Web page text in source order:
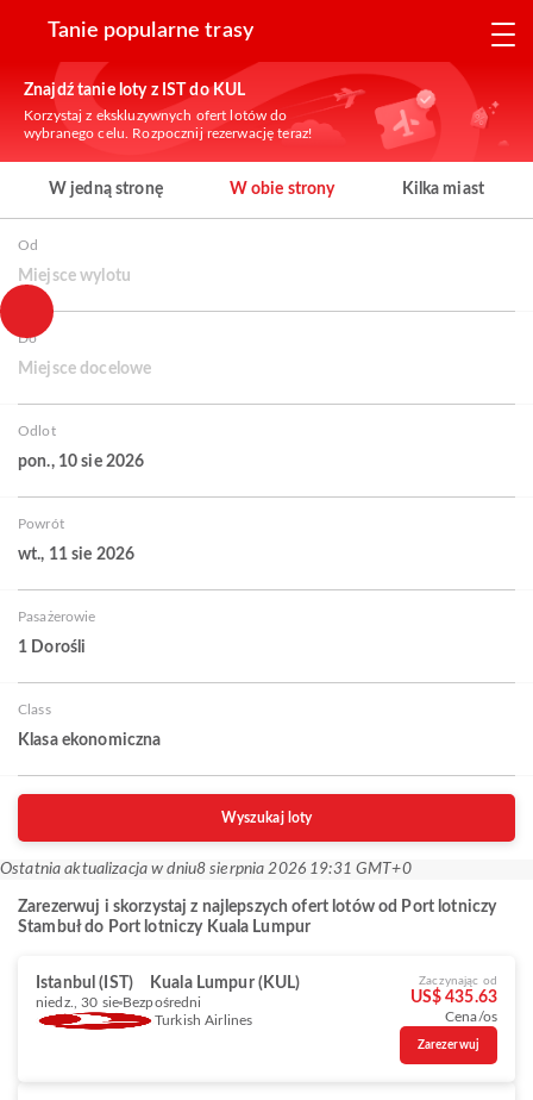
Tanie popularne trasy
Znajdź tanie loty z IST do KUL
Korzystaj z ekskluzywnych ofert lotów do
wybranego celu. Rozpocznij rezerwację teraz!
W jedną stronę W obie strony Kilka miast
Od
Miejsce wylotu
Do
Miejsce docelowe
Odlot
pon., 10 sie 2026
Powrót
wt., 11 sie 2026
Pasażerowie
1 Dorośli
Class
Klasa ekonomiczna
Wyszukaj loty
Ostatnia aktualizacja w dniu8 sierpnia 2026 19:31 GMT+0
Zarezerwuj i skorzystaj z najlepszych ofert lotów od Port lotniczy
Stambuł do Port lotniczy Kuala Lumpur
Istanbul (IST) Kuala Lumpur (KUL)
niedz., 30 sie Bezpośredni
Turkish Airlines
Zaczynając od
US$ 435.63
Cena/os
Zarezerwuj